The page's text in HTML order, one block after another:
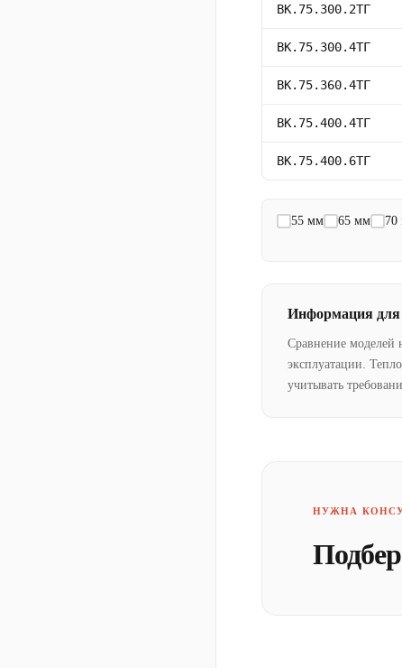
ВК.75.300.2ТГ
ВК.75.300.4ТГ
ВК.75.360.4ТГ
ВК.75.400.4ТГ
ВК.75.400.6ТГ
55 мм 65 мм 70
Информация
Сравнение моделей
эксплуатации.
учитывать
НУЖНА